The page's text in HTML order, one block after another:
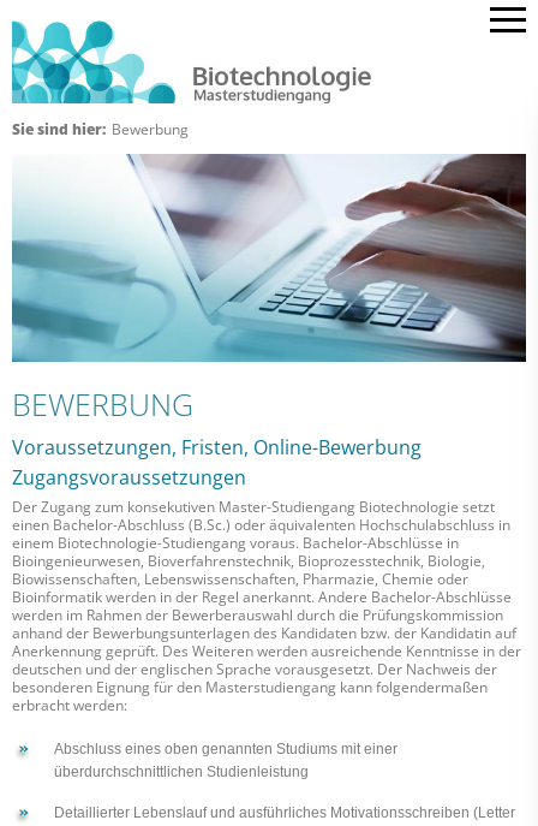
Sie sind hier: Bewerbung
BEWERBUNG
Voraussetzungen, Fristen, Online-Bewerbung
Zugangsvoraussetzungen
Der Zugang zum konsekutiven Master-Studiengang Biotechnologie setzt
einen Bachelor-Abschluss (B.Sc.) oder äquivalenten Hochschulabschluss in
einem Biotechnologie-Studiengang voraus. Bachelor-Abschlüsse in
Bioingenieurwesen, Bioverfahrenstechnik, Bioprozesstechnik, Biologie,
Biowissenschaften, Lebenswissenschaften, Pharmazie, Chemie oder
Bioinformatik werden in der Regel anerkannt. Andere Bachelor-Abschlüsse
werden im Rahmen der Bewerberauswahl durch die Prüfungskommission
anhand der Bewerbungsunterlagen des Kandidaten bzw. der Kandidatin auf
Anerkennung geprüft. Des Weiteren werden ausreichende Kenntnisse in der
deutschen und der englischen Sprache vorausgesetzt. Der Nachweis der
besonderen Eignung für den Masterstudiengang kann folgendermaßen
erbracht werden:
Abschluss eines oben genannten Studiums mit einer
überdurchschnittlichen Studienleistung
Detaillierter Lebenslauf und ausführliches Motivationsschreiben (Letter